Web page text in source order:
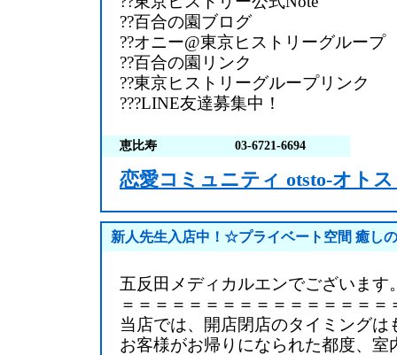
??百合の園ブログ
??オニー@東京ヒストリーグループ
??百合の園リンク
??東京ヒストリーグループリンク
???LINE友達募集中！
恵比寿 03-6721-6694
恋愛コミュニティ otsto-オト
新人先生入店中！☆プライベート空間 癒し
五反田メディカルエンでございます
＝＝＝＝＝＝＝＝＝＝＝＝＝＝＝＝
当店では、開店閉店のタイミングは
お客様がお帰りになられた都度、室